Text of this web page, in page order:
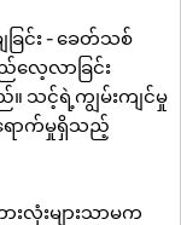
ြင်း - ခေတ်သစ်
လေ့လာခြင်း
သင့်ရဲ့ကျွမ်းကျင်မှု
ောက်မှုရှိသည့်
ားလုံးများသာမက